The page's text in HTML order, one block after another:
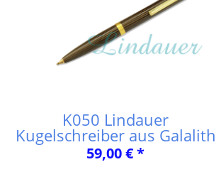
K050 Lindauer
Kugelschreiber aus Galalith
59,00 € *